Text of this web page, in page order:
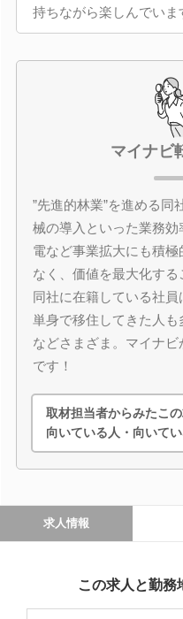
持ちながら楽しんでいま
マイナビ
”先進的林業”を進める同
械の導入といった業務
電など事業拡大にも積
なく、価値を最大化する
同社に在籍している社員
単身で移住してきた人
などさまざま。マイナ
です！
取材担当者からみたこ
向いている人・向いて
求人情報
この求人と勤務